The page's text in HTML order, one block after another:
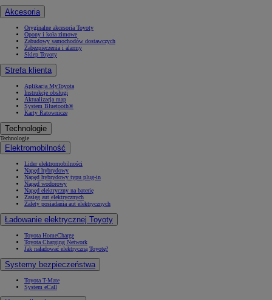
Akcesoria
Oryginalne akcesoria Toyoty
Opony i koła zimowe
Zabudowy samochodów dostawczych
Zabezpieczenia i alarmy
Sklep Toyoty
Strefa klienta
Aplikacja MyToyota
Instrukcje obsługi
Aktualizacja map
System Bluetooth®
Karty Ratownicze
Technologie
Technologie
Elektromobilność
Lider elektromobilności
Napęd hybrydowy
Napęd hybrydowy typu plug-in
Napęd wodorowy
Napęd elektryczny na baterię
Zasięg aut elektrycznych
Zalety posiadania aut elektrycznych
Ładowanie elektrycznej Toyoty
Toyota HomeCharge
Toyota Charging Network
Jak naładować elektryczną Toyotę?
Systemy bezpieczeństwa
Toyota T-Mate
System eCall